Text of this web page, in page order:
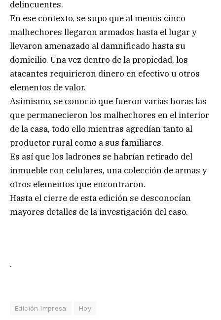
delincuentes.
En ese contexto, se supo que al menos cinco
malhechores llegaron armados hasta el lugar y
llevaron amenazado al damnificado hasta su
domicilio. Una vez dentro de la propiedad, los
atacantes requirieron dinero en efectivo u otros
elementos de valor.
Asimismo, se conoció que fueron varias horas las
que permanecieron los malhechores en el interior
de la casa, todo ello mientras agredían tanto al
productor rural como a sus familiares.
Es así que los ladrones se habrían retirado del
inmueble con celulares, una colección de armas y
otros elementos que encontraron.
Hasta el cierre de esta edición se desconocían
mayores detalles de la investigación del caso.
.
Edición Impresa Hoy